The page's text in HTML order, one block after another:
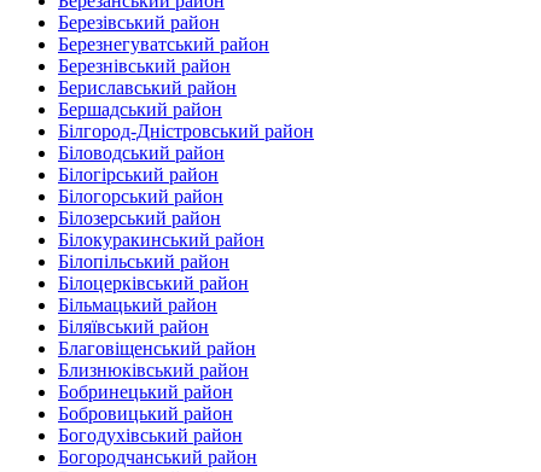
Березівський район
Березнегуватський район‎
Березнівський район‎
Бериславський район
Бершадський район
Білгород-Дністровський район
Біловодський район‎
Білогірський район
Білогорський район
Білозерський район
Білокуракинський район‎
Білопільський район
Білоцерківський район
Більмацький район
Біляївський район‎
Благовіщенський район
Близнюківський район
Бобринецький район
Бобровицький район
Богодухівський район
Богородчанський район